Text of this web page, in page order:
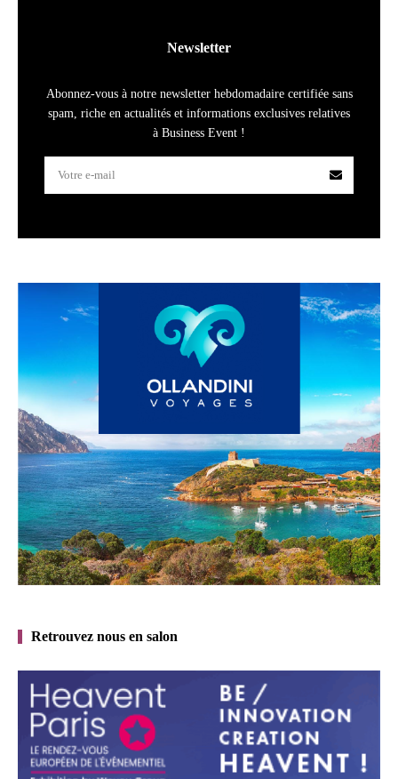
Newsletter
Abonnez-vous à notre newsletter hebdomadaire certifiée sans
spam, riche en actualités et informations exclusives relatives
à Business Event !
Retrouvez nous en salon